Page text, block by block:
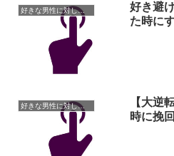
好きな男性に対しての悩み
好き避
た時に
好きな男性に対しての悩み
【大逆
時に挽